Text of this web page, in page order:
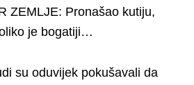
ZEMLJE: Pronašao kutiju,
je bogatiji…
su oduvijek pokušavali da